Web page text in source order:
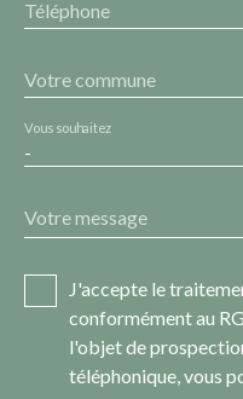
Téléphone
Votre commune
-
Vous souhaitez
Votre message
J'accepte le
conformément au
l'objet de
téléphonique, vous